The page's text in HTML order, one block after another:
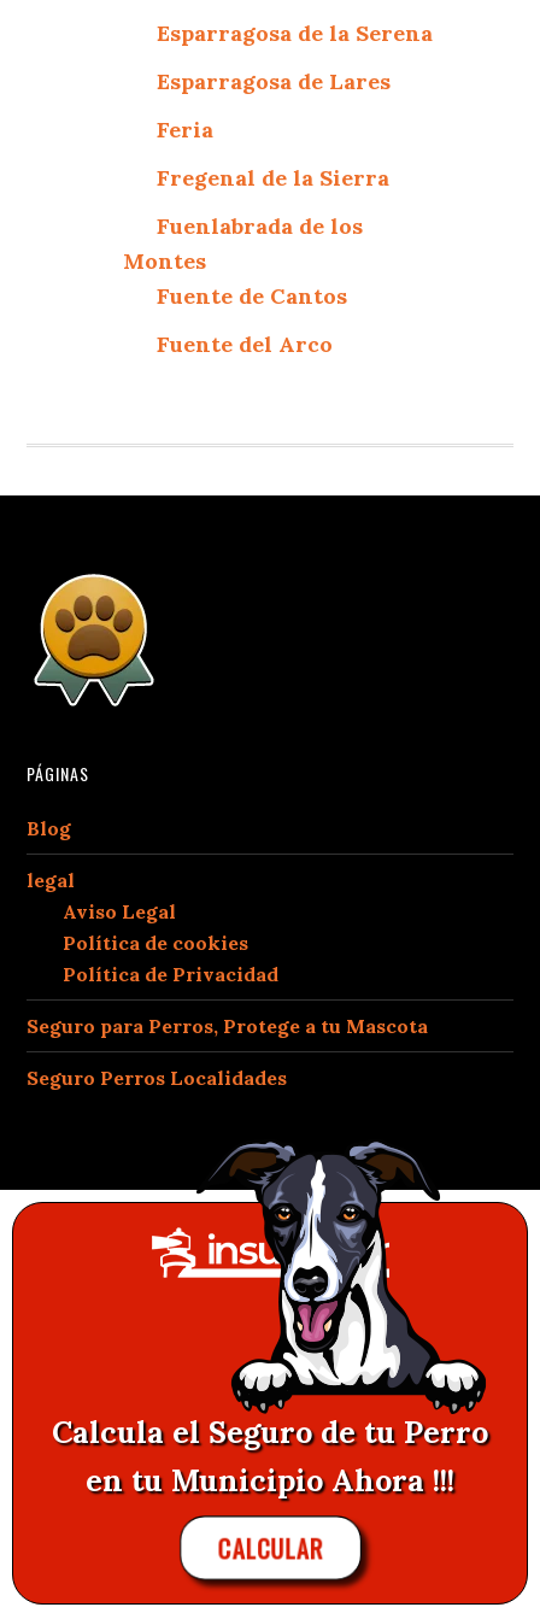
Esparragosa de la Serena
Esparragosa de Lares
Feria
Fregenal de la Sierra
Fuenlabrada de los
Montes
Fuente de Cantos
Fuente del Arco
PÁGINAS
Blog
legal
Aviso Legal
Política de cookies
Política de Privacidad
Seguro para Perros, Protege a tu Mascota
Seguro Perros Localidades
Calcula el Seguro de tu Perro
en tu Municipio Ahora !!!
CALCULAR